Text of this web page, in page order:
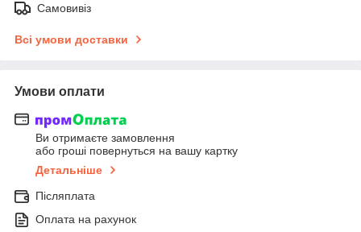
Самовивіз
Всі умови доставки
Умови оплати
Ви отримаєте замовлення
або гроші повернуться на вашу картку
Детальніше
Післяплата
Оплата на рахунок